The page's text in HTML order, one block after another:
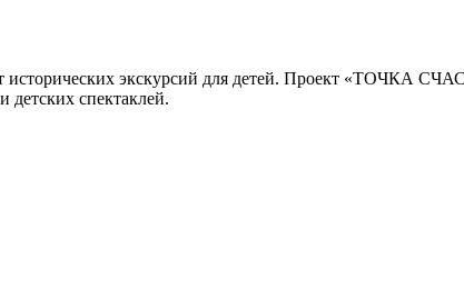
экскурсий для детей. Проект «ТОЧКА
детских спектаклей.